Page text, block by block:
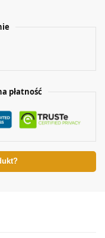
płatność